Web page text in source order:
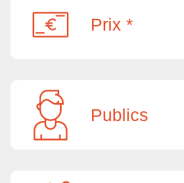
Prix *
Publics